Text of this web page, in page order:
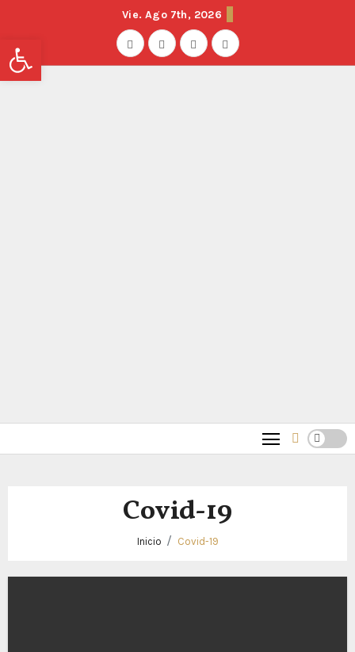
Vie. Ago 7th, 2026
Covid-19
Inicio Covid-19
Abrir barra de herramientas